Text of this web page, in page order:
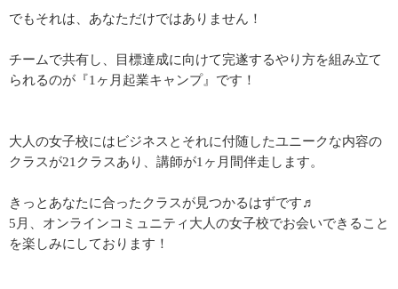
でもそれは、あなただけではありません！
チームで共有し、目標達成に向けて完遂するやり方を組み立て
られるのが『1ヶ月起業キャンプ』です！
大人の女子校にはビジネスとそれに付随したユニークな内容の
クラスが21クラスあり、講師が1ヶ月間伴走します。
きっとあなたに合ったクラスが見つかるはずです♬
5月、オンラインコミュニティ大人の女子校でお会いできること
を楽しみにしております！